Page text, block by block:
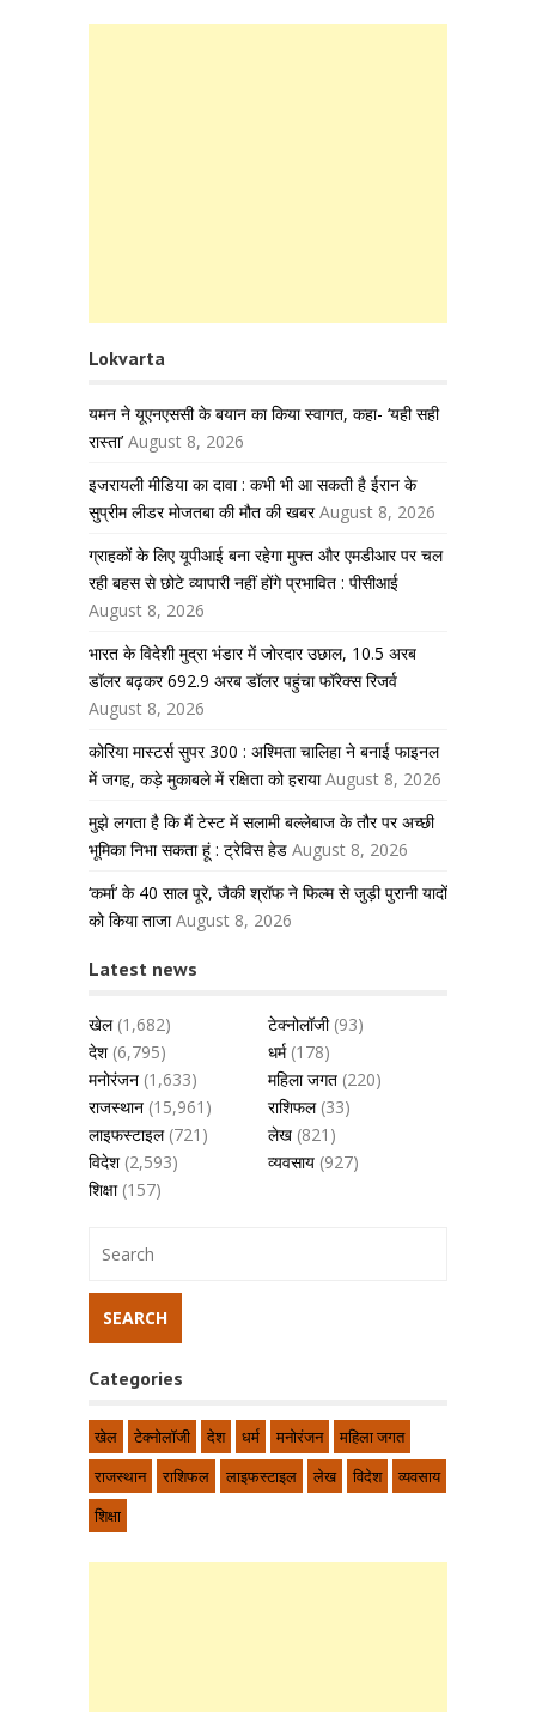
Lokvarta
यमन ने यूएनएससी के बयान का किया स्वागत, कहा- ‘यही सही
रास्ता’ August 8, 2026
इजरायली मीडिया का दावा : कभी भी आ सकती है ईरान के
सुप्रीम लीडर मोजतबा की मौत की खबर August 8, 2026
ग्राहकों के लिए यूपीआई बना रहेगा मुफ्त और एमडीआर पर चल
रही बहस से छोटे व्यापारी नहीं होंगे प्रभावित : पीसीआई
August 8, 2026
भारत के विदेशी मुद्रा भंडार में जोरदार उछाल, 10.5 अरब
डॉलर बढ़कर 692.9 अरब डॉलर पहुंचा फॉरेक्स रिजर्व
August 8, 2026
कोरिया मास्टर्स सुपर 300 : अश्मिता चालिहा ने बनाई फाइनल
में जगह, कड़े मुकाबले में रक्षिता को हराया August 8, 2026
मुझे लगता है कि मैं टेस्ट में सलामी बल्लेबाज के तौर पर अच्छी
भूमिका निभा सकता हूं : ट्रेविस हेड August 8, 2026
‘कर्मा’ के 40 साल पूरे, जैकी श्रॉफ ने फिल्म से जुड़ी पुरानी यादों
को किया ताजा August 8, 2026
Latest news
खेल(1,682) टेक्नोलॉजी(93)
देश(6,795) धर्म(178)
मनोरंजन (1,633) महिला जगत (220)
राजस्थान (15,961) राशिफल(33)
लाइफस्टाइल(721) लेख (821)
विदेश(2,593) व्यवसाय (927)
शिक्षा(157)
Categories
खेल टेक्नोलॉजी देश धर्म मनोरंजन
महिला जगत
राजस्थान
राशिफल लाइफस्टाइल लेख विदेश
व्यवसाय
शिक्षा